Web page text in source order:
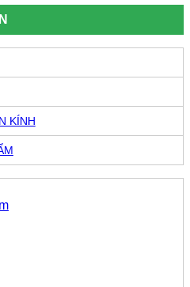
KÍNH